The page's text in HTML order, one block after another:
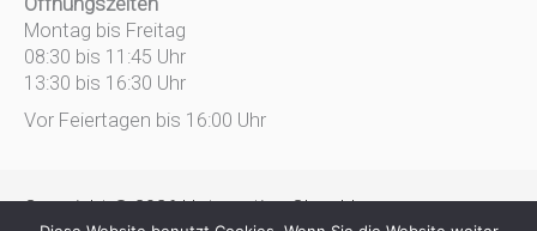
Öffnungszeiten
Montag bis Freitag
08:30 bis 11:45 Uhr
13:30 bis 16:30 Uhr
Vor Feiertagen bis 16:00 Uhr
Copyright © 2026 | Integration Obwalden